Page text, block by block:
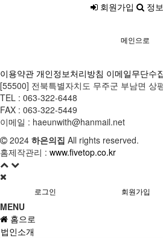
회원가입
정
메인으로
이용약관 개인정보처리방침 이메일무단수
[55500] 전북특별자치도 무주군 부남면 상
TEL : 063-322-6448
FAX : 063-322-5449
이메일 : haeunwith@hanmail.net
2024 하은의집 All rights reserved.
홈제작관리 : www.fivetop.co.kr
로그인 회원가입
MENU
홈으로
법인소개